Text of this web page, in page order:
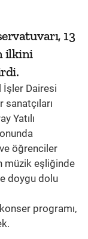
13
ilkini
İşler Dairesi
Yatılı
öğrenciler
müzik eşliğinde
doygu dolu
programı,